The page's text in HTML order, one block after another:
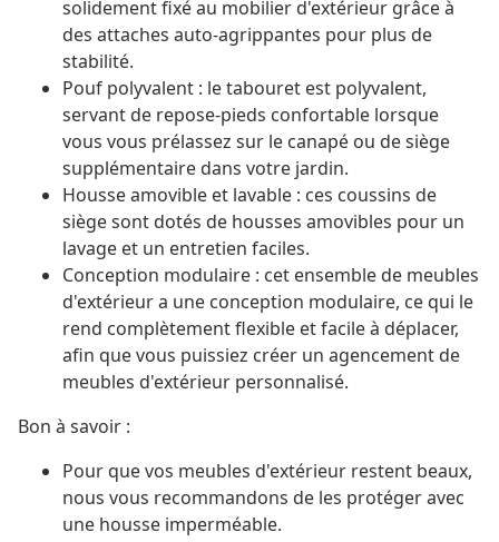
solidement fixé au mobilier d'extérieur grâce à
des attaches auto-agrippantes pour plus de
stabilité.
Pouf polyvalent : le tabouret est polyvalent,
servant de repose-pieds confortable lorsque
vous vous prélassez sur le canapé ou de siège
supplémentaire dans votre jardin.
Housse amovible et lavable : ces coussins de
siège sont dotés de housses amovibles pour un
lavage et un entretien faciles.
Conception modulaire : cet ensemble de meubles
d'extérieur a une conception modulaire, ce qui le
rend complètement flexible et facile à déplacer,
afin que vous puissiez créer un agencement de
meubles d'extérieur personnalisé.
Bon à savoir :
Pour que vos meubles d'extérieur restent beaux,
nous vous recommandons de les protéger avec
une housse imperméable.